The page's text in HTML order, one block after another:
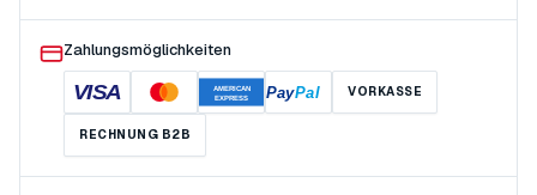
Zahlungsmöglichkeiten
VISA
AMERICAN
EXPRESS
PayPal VORKASSE
RECHNUNG B2B